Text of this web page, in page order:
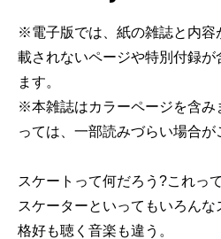
※電子版では、紙の雑誌と内容
載されないページや特別付録
ます。
※本雑誌はカラーページを含み
っては、一部読みづらい場合が
スケートって何だろう?これっ
スケーターといってもいろんな
格好も聴く音楽も違う。